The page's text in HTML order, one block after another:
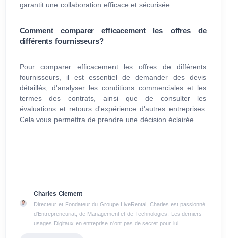
garantit une collaboration efficace et sécurisée.
Comment comparer efficacement les offres de
différents fournisseurs?
Pour comparer efficacement les offres de différents
fournisseurs, il est essentiel de demander des devis
détaillés, d'analyser les conditions commerciales et les
termes des contrats, ainsi que de consulter les
évaluations et retours d'expérience d'autres entreprises.
Cela vous permettra de prendre une décision éclairée.
Charles Clement
Directeur et Fondateur du Groupe LiveRental, Charles est passionné
d'Entrepreneuriat, de Management et de Technologies. Les derniers
usages Digitaux en entreprise n'ont pas de secret pour lui.